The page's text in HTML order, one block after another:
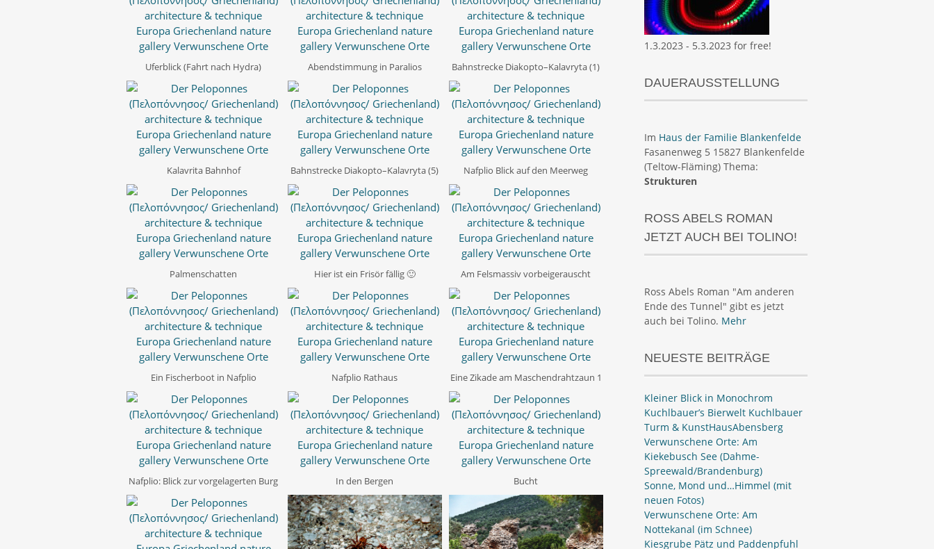
Uferblick (Fahrt nach Hydra) Abendstimmung in Paralios Bahnstrecke Diakopto–Kalavryta (1)
Kalavrita Bahnhof Bahnstrecke Diakopto–Kalavryta (5) Nafplio Blick auf den Meerweg
Palmenschatten Hier ist ein Frisör fällig 🙂 Am Felsmassiv vorbeigerauscht
Ein Fischerboot in Nafplio Nafplio Rathaus Eine Zikade am Maschendrahtzaun 1
Nafplio: Blick zur vorgelagerten Burg In den Bergen Bucht
1.3.2023 - 5.3.2023 for free!
DAUERAUSSTELLUNG
Im Haus der Familie Blankenfelde
Fasanenweg 5 15827 Blankenfelde
(Teltow-Fläming) Thema:
Strukturen
ROSS ABELS ROMAN
JETZT AUCH BEI TOLINO!
Ross Abels Roman "Am anderen
Ende des Tunnel" gibt es jetzt
auch bei Tolino. Mehr
NEUESTE BEITRÄGE
Kleiner Blick in Monochrom
Kuchlbauer’s Bierwelt Kuchlbauer
Turm & KunstHausAbensberg
Verwunschene Orte: Am
Kiekebusch See (Dahme-
Spreewald/Brandenburg)
Sonne, Mond und…Himmel (mit
neuen Fotos)
Verwunschene Orte: Am
Nottekanal (im Schnee)
Kiesgrube Pätz und Paddenpfuhl